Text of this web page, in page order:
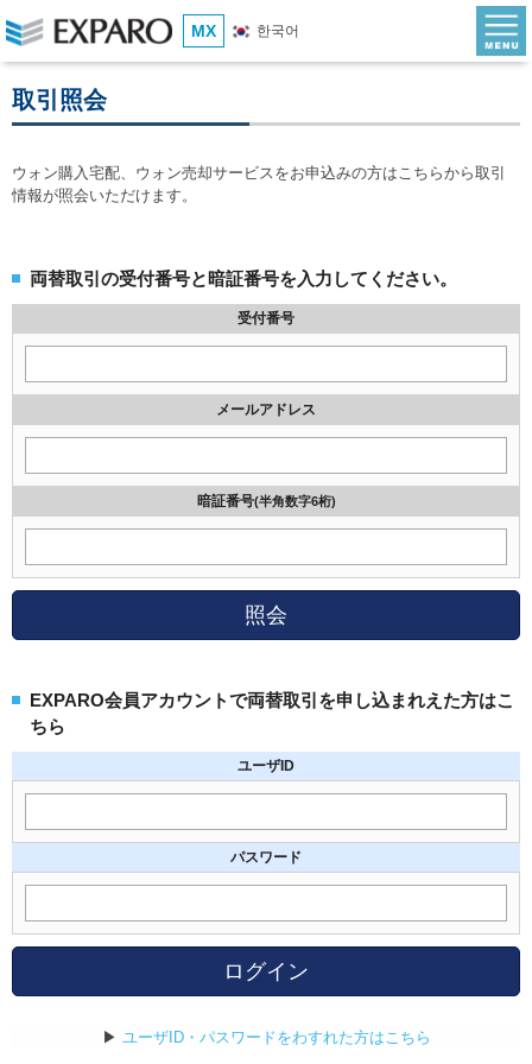
MX 한국어
取引照会
ウォン購入宅配、ウォン売却サービスをお申込みの方はこちらから取引
情報が照会いただけます。
両替取引の受付番号と暗証番号を入力してください。
受付番号
メールアドレス
暗証番号(半角数字6桁)
照会
EXPARO会員アカウントで両替取引を申し込まれえた方はこ
ちら
ユーザID
パスワード
ログイン
▶ ユーザID・パスワードをわすれた方はこちら